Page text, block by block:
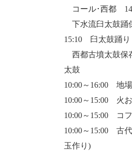
コール･西都
下水流臼太鼓踊
15:10 臼太鼓踊り
西都古墳太鼓保
太鼓
10:00～16:00 地
10:00～15:00 火
10:00～15:00 コ
10:00～15:00 古
玉作り)